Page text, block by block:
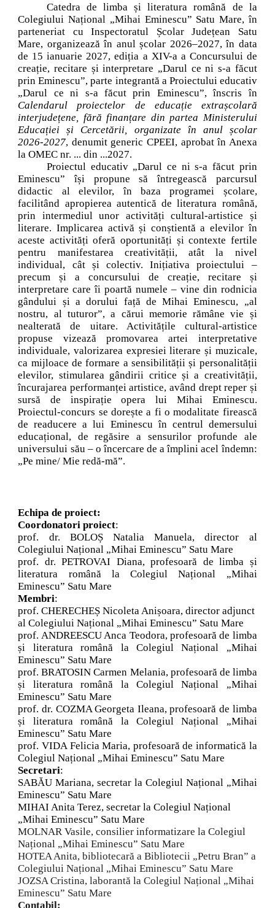
Catedra de limba și literatura română de la
Colegiului Național „Mihai Eminescu” Satu Mare, în
parteneriat cu Inspectoratul Școlar Județean Satu
Mare, organizează în anul școlar 2026–2027, în data
de 15 ianuarie 2027, ediția a XIV-a a Concursului de
creație, recitare și interpretare „Darul ce ni s-a făcut
prin Eminescu”, parte integrantă a Proiectului educativ
„Darul ce ni s-a făcut prin Eminescu”, înscris în
Calendarul proiectelor de educație extrașcolară
interjudețene, fără finanțare din partea Ministerului
Educației și Cercetării, organizate în anul școlar
2026-2027, denumit generic CPEEI, aprobat în Anexa
la OMEC nr. ... din ...2027.
Proiectul educativ „Darul ce ni s-a făcut prin
Eminescu” își propune să întregească parcursul
didactic al elevilor, în baza programei școlare,
facilitând apropierea autentică de literatura română,
prin intermediul unor activități cultural-artistice și
literare. Implicarea activă și conștientă a elevilor în
aceste activități oferă oportunități și contexte fertile
pentru manifestarea creativității, atât la nivel
individual, cât și colectiv. Inițiativa proiectului –
precum și a concursului de creație, recitare și
interpretare care îi poartă numele – vine din rodnicia
gândului și a dorului față de Mihai Eminescu, „al
nostru, al tuturor”, a cărui memorie rămâne vie și
nealterată de uitare. Activitățile cultural-artistice
propuse vizează promovarea artei interpretative
individuale, valorizarea expresiei literare și muzicale,
ca mijloace de formare a sensibilității și personalității
elevilor, stimularea gândirii critice și a creativității,
încurajarea performanței artistice, având drept reper și
sursă de inspirație opera lui Mihai Eminescu.
Proiectul-concurs se dorește a fi o modalitate firească
de readucere a lui Eminescu în centrul demersului
educațional, de regăsire a sensurilor profunde ale
universului său – o încercare de a împlini acel îndemn:
„Pe mine/ Mie redă-mă”.
Echipa de proiect:
Coordonatori proiect:
prof. dr. BOLOȘ Natalia Manuela, director al
Colegiului Național „Mihai Eminescu” Satu Mare
prof. dr. PETROVAI Diana, profesoară de limba și
literatura română la Colegiul Național „Mihai
Eminescu” Satu Mare
Membri:
prof. CHERECHEȘ Nicoleta Anișoara, director adjunct
al Colegiului Național „Mihai Eminescu” Satu Mare
prof. ANDREESCU Anca Teodora, profesoară de limba
și literatura română la Colegiul Național „Mihai
Eminescu” Satu Mare
prof. BRATOSIN Carmen Melania, profesoară de limba
și literatura română la Colegiul Național „Mihai
Eminescu” Satu Mare
prof. dr. COZMA Georgeta Ileana, profesoară de limba
și literatura română la Colegiul Național „Mihai
Eminescu” Satu Mare
prof. VIDA Felicia Maria, profesoară de informatică la
Colegiul Național „Mihai Eminescu” Satu Mare
Secretari:
SABĂU Mariana, secretar la Colegiul Național „Mihai
Eminescu” Satu Mare
MIHAI Anita Terez, secretar la Colegiul Național
„Mihai Eminescu” Satu Mare
MOLNAR Vasile, consilier informatizare la Colegiul
Național „Mihai Eminescu” Satu Mare
HOTEA Anita, bibliotecară a Bibliotecii „Petru Bran” a
Colegiului Național „Mihai Eminescu” Satu Mare
JOZSA Cristina, laborantă la Colegiul Național „Mihai
Eminescu” Satu Mare
Contabil: